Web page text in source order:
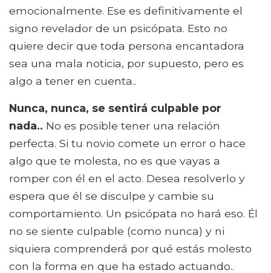
emocionalmente. Ese es definitivamente el
signo revelador de un psicópata. Esto no
quiere decir que toda persona encantadora
sea una mala noticia, por supuesto, pero es
algo a tener en cuenta..
Nunca, nunca, se sentirá culpable por
nada.. No es posible tener una relación
perfecta. Si tu novio comete un error o hace
algo que te molesta, no es que vayas a
romper con él en el acto. Desea resolverlo y
espera que él se disculpe y cambie su
comportamiento. Un psicópata no hará eso. Él
no se siente culpable (como nunca) y ni
siquiera comprenderá por qué estás molesto
con la forma en que ha estado actuando..